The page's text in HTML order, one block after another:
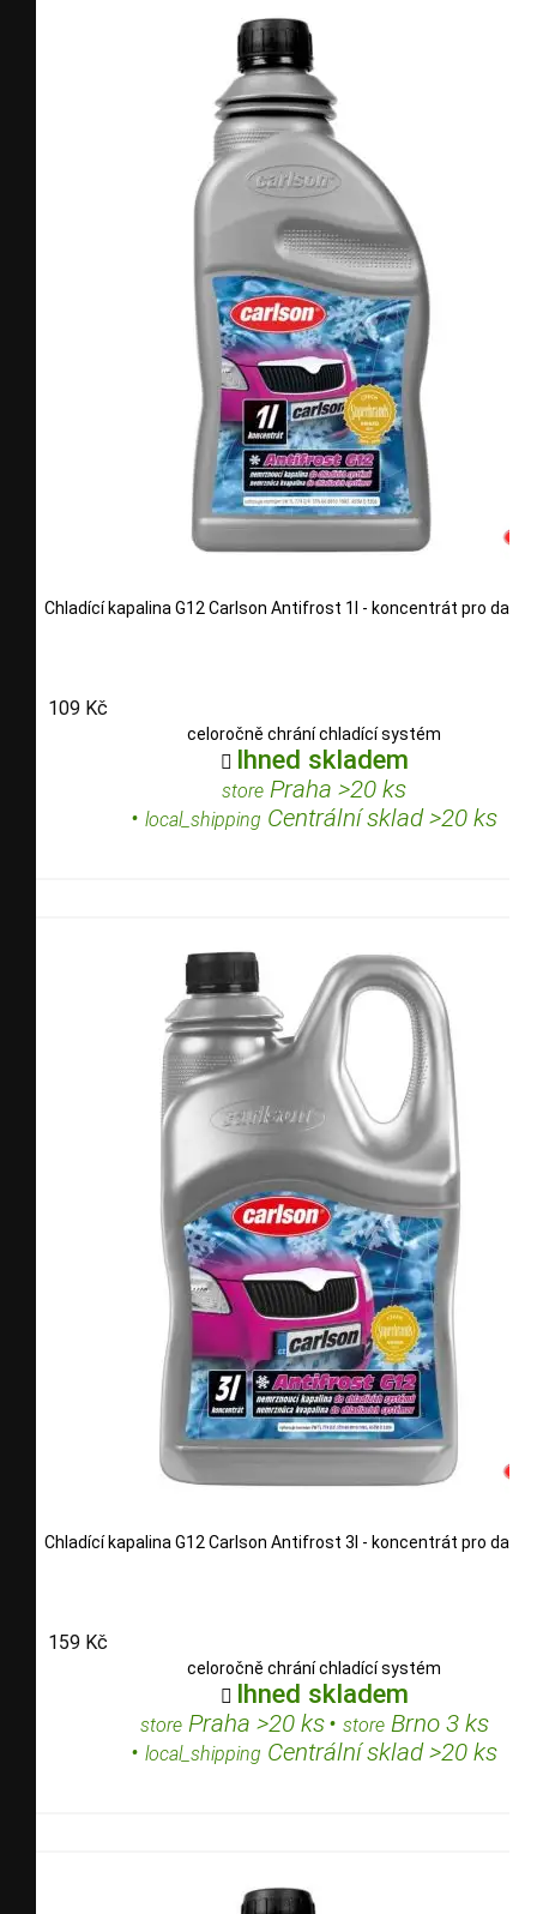
Chladící kapalina G12 Carlson Antifrost 1l - koncentrát pro další
109 Kč
celoročně chrání chladící systém
 Ihned skladem
store Praha >20 ks
• local_shipping Centrální sklad >20 ks
Chladící kapalina G12 Carlson Antifrost 3l - koncentrát pro další
159 Kč
celoročně chrání chladící systém
 Ihned skladem
storePraha >20 ks• storeBrno 3 ks
• local_shipping Centrální sklad >20 ks